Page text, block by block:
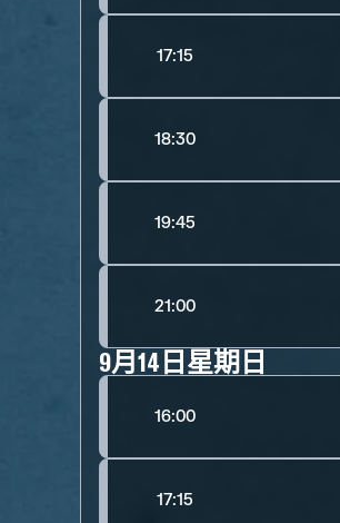
17:15
18:30
19:45
21:00
9月14日星期日
16:00
17:15